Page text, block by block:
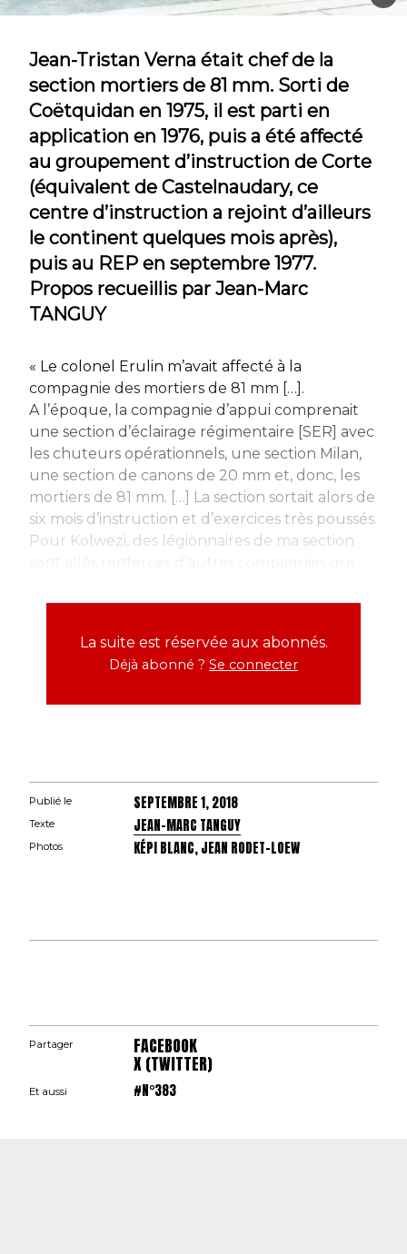
Jean-Tristan Verna était chef de la
section mortiers de 81 mm. Sorti de
Coëtquidan en 1975, il est parti en
application en 1976, puis a été affecté
au groupement d’instruction de Corte
(équivalent de Castelnaudary, ce
centre d’instruction a rejoint d’ailleurs
le continent quelques mois après),
puis au REP en septembre 1977.
Propos recueillis par Jean-Marc
TANGUY
« Le colonel Erulin m’avait affecté à la
compagnie des mortiers de 81 mm […].
A l’époque, la compagnie d’appui comprenait
une section d’éclairage régimentaire [SER] avec
les chuteurs opérationnels, une section Milan,
une section de canons de 20 mm et, donc, les
mortiers de 81 mm. […] La section sortait alors de
six mois d’instruction et d’exercices très poussés.
Pour Kolwezi, des légionnaires de ma section
La suite est réservée aux abonnés.
Déjà abonné ? Se connecter
Publié le SEPTEMBRE 1, 2018
Texte JEAN-MARC TANGUY
Photos KÉPI BLANC, JEAN RODET-LOEW
Partager FACEBOOK
X (TWITTER)
Et aussi #N°383